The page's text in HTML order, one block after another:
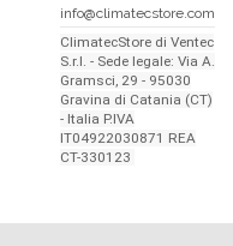
info@climatecstore.com
ClimatecStore di Ventec
S.r.l. - Sede legale: Via A.
Gramsci, 29 - 95030
Gravina di Catania (CT)
- Italia P.IVA
IT04922030871 REA
CT-330123